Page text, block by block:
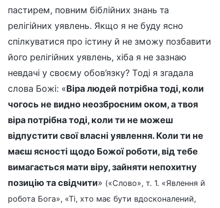
пастирем, повним біблійних знань та
релігійних уявлень. Якщо я не буду ясно
спілкуватися про істину й не зможу позбавити
його релігійних уявлень, хіба я не зазнаю
невдачі у своєму обов’язку? Тоді я згадала
слова Божі: «Віра людей потрібна тоді, коли
чогось не видно неозброєним оком, а твоя
віра потрібна тоді, коли ти не можеш
відпустити свої власні уявлення. Коли ти не
маєш ясності щодо Божої роботи, від тебе
вимагається мати віру, зайняти непохитну
позицію та свідчити» («Слово», т. 1. «Явлення й
робота Бога», «Ті, хто має бути вдосконалений,